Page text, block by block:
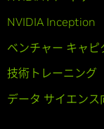
NVIDIA Inception
ベンチャー キャピ
技術トレーニング
データ サイエン